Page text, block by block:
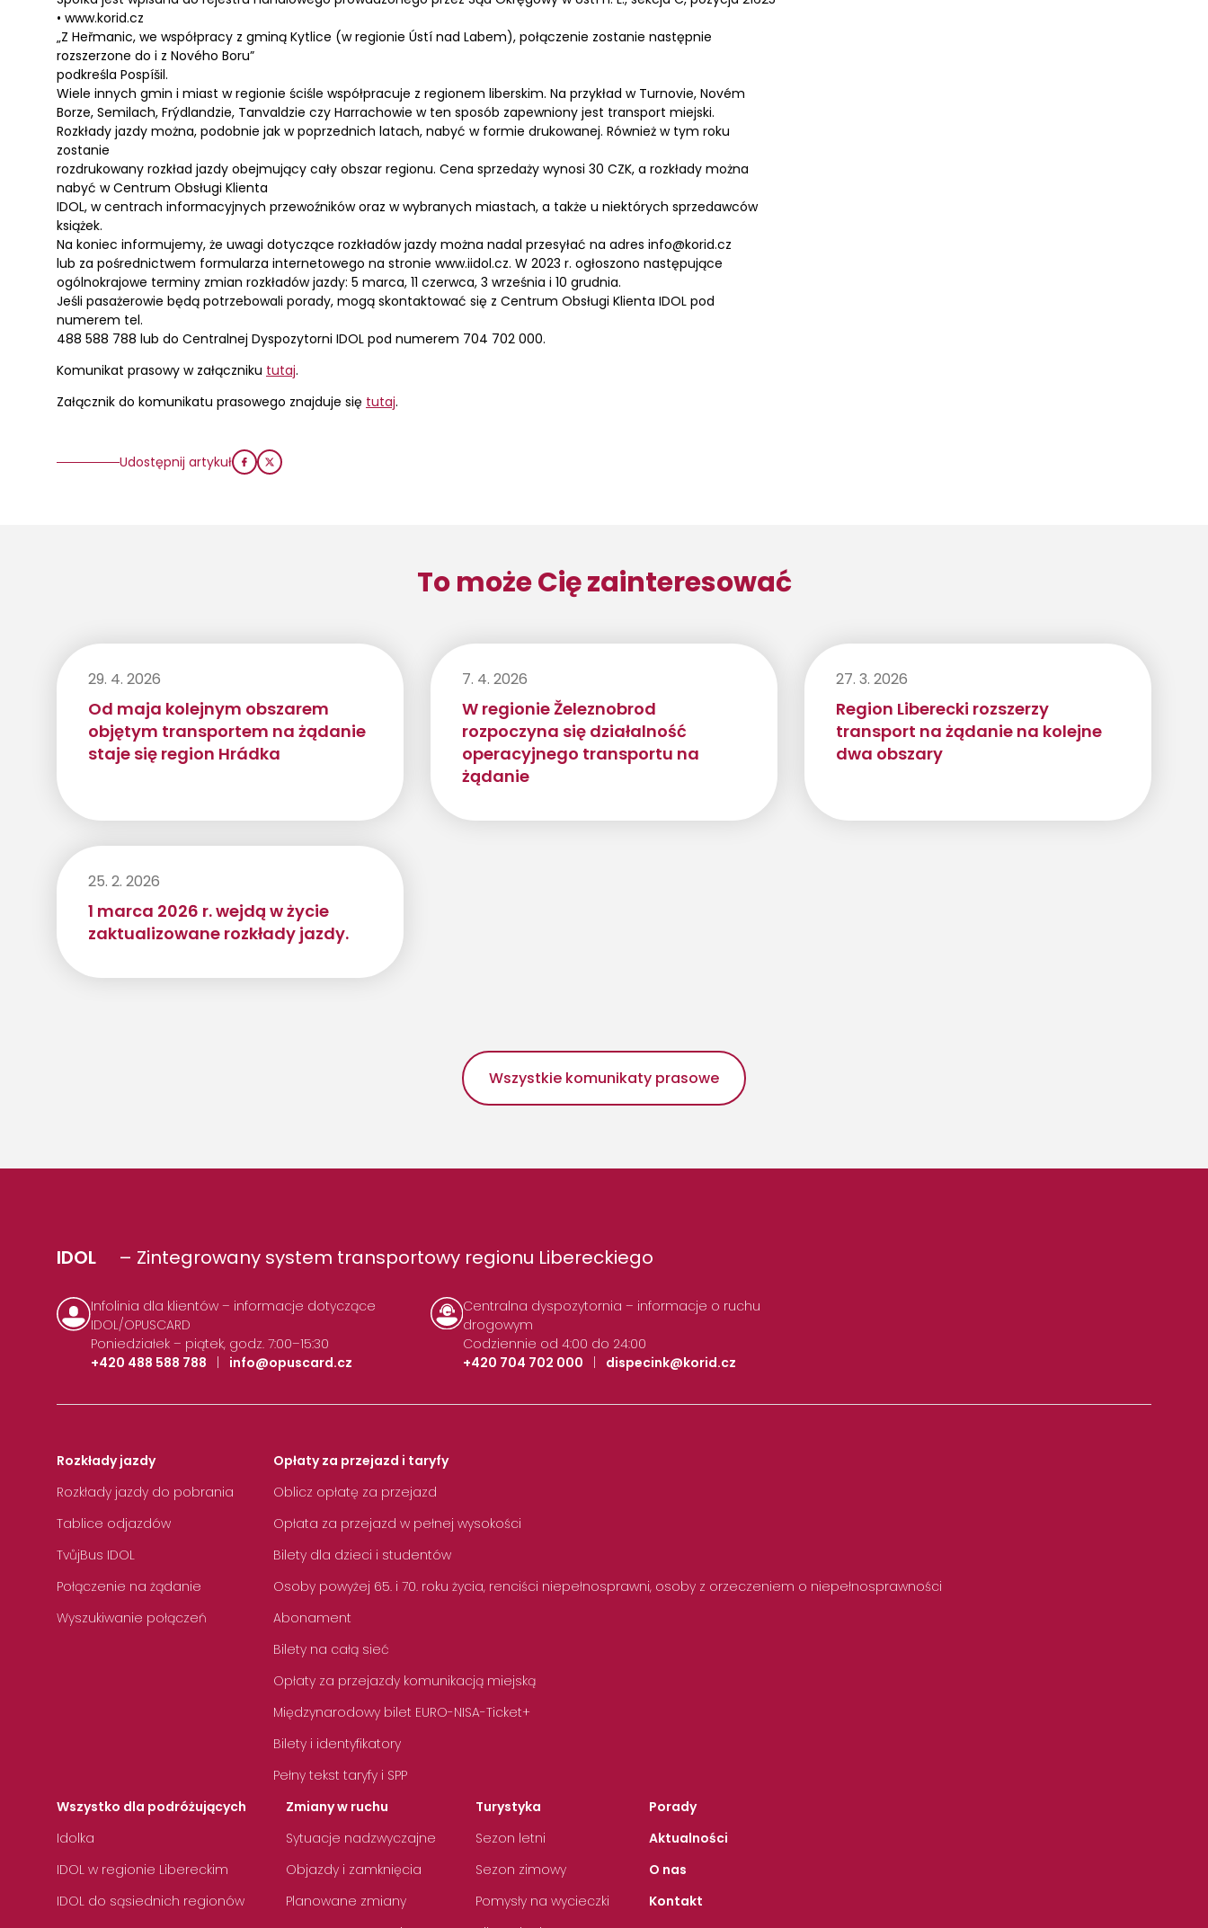
• www.korid.cz
„Z Heřmanic, we współpracy z gminą Kytlice (w regionie Ústí nad Labem), połączenie zostanie następnie
rozszerzone do i z Nového Boru”
podkreśla Pospíšil.
Wiele innych gmin i miast w regionie ściśle współpracuje z regionem liberskim. Na przykład w Turnovie, Novém
Borze, Semilach, Frýdlandzie, Tanvaldzie czy Harrachowie w ten sposób zapewniony jest transport miejski.
Rozkłady jazdy można, podobnie jak w poprzednich latach, nabyć w formie drukowanej. Również w tym roku
zostanie
rozdrukowany rozkład jazdy obejmujący cały obszar regionu. Cena sprzedaży wynosi 30 CZK, a rozkłady można
nabyć w Centrum Obsługi Klienta
IDOL, w centrach informacyjnych przewoźników oraz w wybranych miastach, a także u niektórych sprzedawców
książek.
Na koniec informujemy, że uwagi dotyczące rozkładów jazdy można nadal przesyłać na adres info@korid.cz
lub za pośrednictwem formularza internetowego na stronie www.iidol.cz. W 2023 r. ogłoszono następujące
ogólnokrajowe terminy zmian rozkładów jazdy: 5 marca, 11 czerwca, 3 września i 10 grudnia.
Jeśli pasażerowie będą potrzebowali porady, mogą skontaktować się z Centrum Obsługi Klienta IDOL pod
numerem tel.
488 588 788 lub do Centralnej Dyspozytorni IDOL pod numerem 704 702 000.
Komunikat prasowy w załączniku tutaj.
Załącznik do komunikatu prasowego znajduje się tutaj.
Udostępnij artykuł
To może Cię zainteresować
29. 4. 2026
Od maja kolejnym obszarem
objętym transportem na żądanie
staje się region Hrádka
7. 4. 2026
W regionie Železnobrod
rozpoczyna się działalność
operacyjnego transportu na
żądanie
27. 3. 2026
Region Liberecki rozszerzy
transport na żądanie na kolejne
dwa obszary
25. 2. 2026
1 marca 2026 r. wejdą w życie
zaktualizowane rozkłady jazdy.
Wszystkie komunikaty prasowe
IDOL – Zintegrowany system transportowy regionu Libereckiego
Infolinia dla klientów – informacje dotyczące
IDOL/OPUSCARD
Poniedziałek – piątek, godz. 7:00–15:30
+420 488 588 788
| info@opuscard.cz
Centralna dyspozytornia – informacje o ruchu
drogowym
Codziennie od 4:00 do 24:00
+420 704 702 000
| dispecink@korid.cz
Rozkłady jazdy
Rozkłady jazdy do pobrania
Tablice odjazdów
TvůjBus IDOL
Połączenie na żądanie
Wyszukiwanie połączeń
Opłaty za przejazd i taryfy
Oblicz opłatę za przejazd
Opłata za przejazd w pełnej wysokości
Bilety dla dzieci i studentów
Osoby powyżej 65. i 70. roku życia, renciści niepełnosprawni, osoby z orzeczeniem o niepełnosprawności
Abonament
Bilety na całą sieć
Opłaty za przejazdy komunikacją miejską
Międzynarodowy bilet EURO-NISA-Ticket+
Bilety i identyfikatory
Pełny tekst taryfy i SPP
Wszystko dla podróżujących
Idolka
IDOL w regionie Libereckim
IDOL do sąsiednich regionów
Zmiany w ruchu
Sytuacje nadzwyczajne
Objazdy i zamknięcia
Planowane zmiany
Turystyka
Sezon letni
Sezon zimowy
Pomysły na wycieczki
Porady
Aktualności
O nas
Kontakt